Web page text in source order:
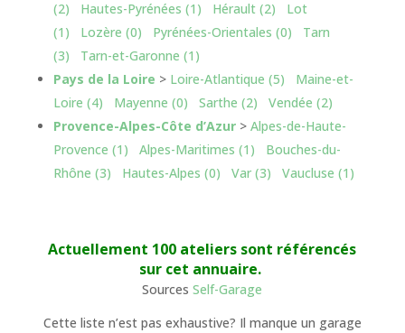
(2) Hautes-Pyrénées (1) Hérault (2)
Lot
(1)
Lozère (0) Pyrénées-Orientales (0)
Tarn
(3)
Tarn-et-Garonne (1)
Pays de la Loire > Loire-Atlantique (5)
Maine-et-
Loire (4)
Mayenne (0) Sarthe (2)
Vendée (2)
Provence-Alpes-Côte d’Azur> Alpes-de-Haute-
Provence (1)
Alpes-Maritimes (1)
Bouches-du-
Rhône (3)
Hautes-Alpes (0) Var (3) Vaucluse (1)
Actuellement 100 ateliers sont référencés
sur cet annuaire.
SourcesSelf-Garage
Cette liste n’est pas exhaustive? Il manque un garage